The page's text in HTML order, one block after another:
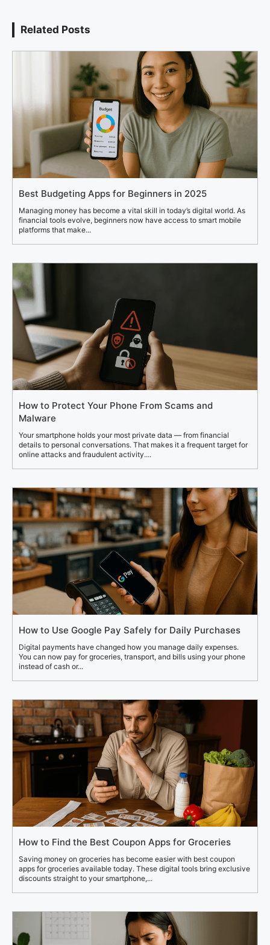
Related Posts
Best Budgeting Apps for Beginners in 2025
Managing money has become a vital skill in today’s digital world. As
financial tools evolve, beginners now have access to smart mobile
platforms that make...
How to Protect Your Phone From Scams and
Malware
Your smartphone holds your most private data — from financial
details to personal conversations. That makes it a frequent target for
online attacks and fraudulent activity....
How to Use Google Pay Safely for Daily Purchases
Digital payments have changed how you manage daily expenses.
You can now pay for groceries, transport, and bills using your phone
instead of cash or...
How to Find the Best Coupon Apps for Groceries
Saving money on groceries has become easier with best coupon
apps for groceries available today. These digital tools bring exclusive
discounts straight to your smartphone,...